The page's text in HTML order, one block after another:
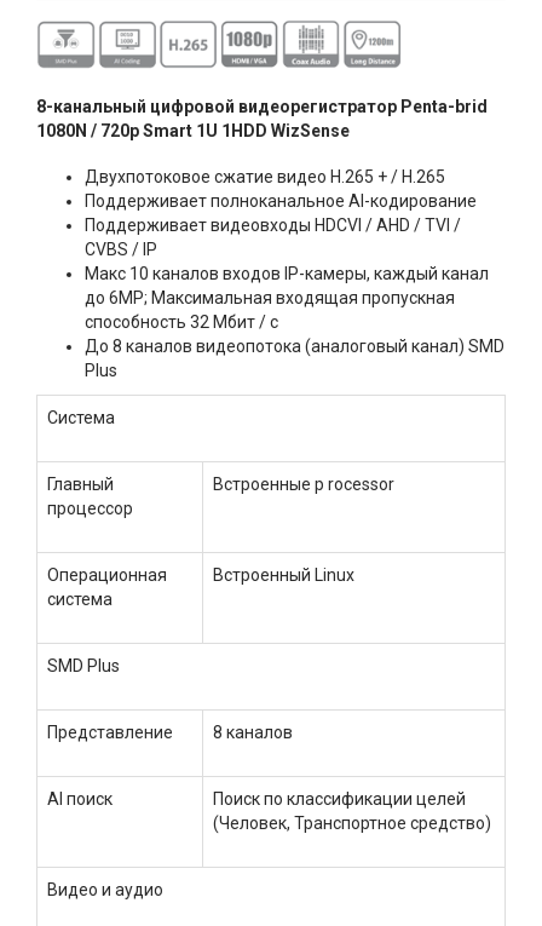
8-канальный цифровой видеорегистратор Penta-brid
1080N / 720p Smart 1U 1HDD WizSense
Двухпотоковое сжатие видео H.265 + / H.265
Поддерживает полноканальное AI-кодирование
Поддерживает видеовходы HDCVI / AHD / TVI /
CVBS / IP
Макс 10 каналов входов IP-камеры, каждый канал
до 6MP; Максимальная входящая пропускная
способность 32 Мбит / с
До 8 каналов видеопотока (аналоговый канал) SMD
Plus
Система
Главный
процессор
Встроенные р rocessor
Операционная
система
Встроенный Linux
SMD Plus
Представление 8 каналов
AI поиск
Поиск по классификации целей
(Человек, Транспортное средство)
Видео и аудио